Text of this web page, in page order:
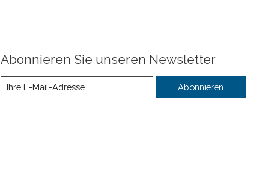
Abonnieren Sie unseren Newsletter
Abonnieren